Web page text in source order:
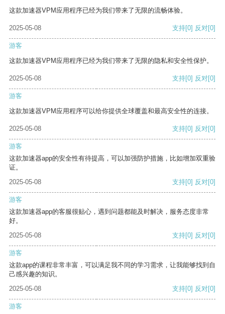
这款加速器VPM应用程序已经为我们带来了无限的流畅体验。
2025-05-08 支持[0] 反对[0]
游客
这款加速器VPM应用程序已经为我们带来了无限的隐私和安全性保护。
2025-05-08 支持[0] 反对[0]
游客
这款加速器VPM应用程序可以给你提供全球覆盖和最高安全性的连接。
2025-05-08 支持[0] 反对[0]
游客
这款加速器app的安全性有待提高，可以加强防护措施，比如增加双重验
证。
2025-05-08
支持[0] 反对[0]
游客
这款加速器app的客服很贴心，遇到问题都能及时解决，服务态度非常
好。
2025-05-08
支持[0] 反对[0]
游客
这款app的课程非常丰富，可以满足我不同的学习需求，让我能够找到自
己感兴趣的知识。
2025-05-08
支持[0] 反对[0]
游客